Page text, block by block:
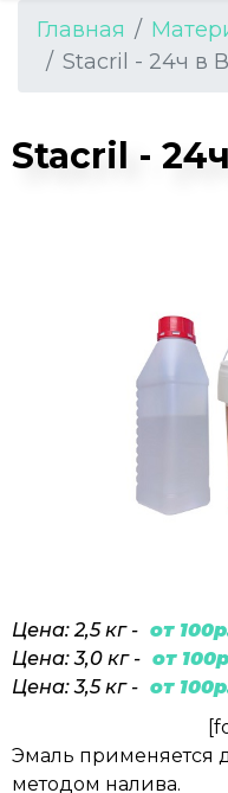
Главная
Stacril - 24ч в
Stacril -
Цена: 2,5 кг - от
Цена: 3,0 кг - от
Цена: 3,5 кг - от
Эмаль применяется
методом налива.